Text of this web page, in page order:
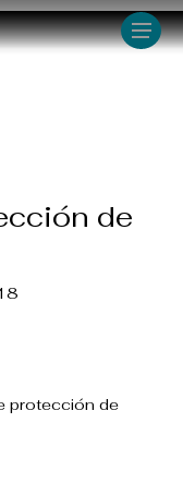
Menu
de
protección de